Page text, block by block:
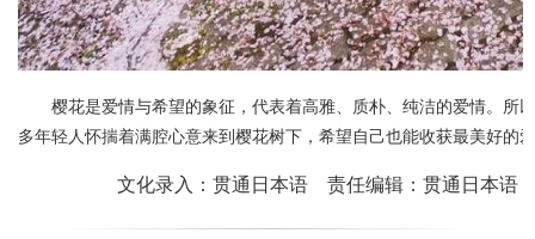
樱花是爱情与希望的象征，代表着高雅、质朴、纯洁的爱情。所
多年轻人怀揣着满腔心意来到樱花树下，希望自己也能收获最美好的
文化录入：贯通日本语 责任编辑：贯通日本语